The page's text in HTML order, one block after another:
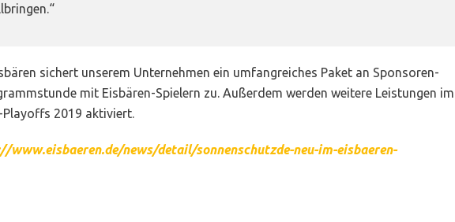
sichert unserem Unternehmen ein umfangreiches Paket an Sponsoren-
mit Eisbären-Spielern zu. Außerdem werden weitere Leistungen im
Playoffs 2019 aktiviert.
www.eisbaeren.de/news/detail/sonnenschutzde-neu-im-eisbaeren-